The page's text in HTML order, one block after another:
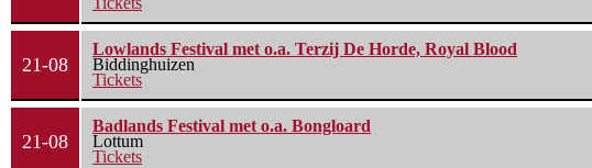
21-08
Lowlands Festival met o.a. Terzij De Horde, Royal Blood
Biddinghuizen
Tickets
21-08
Badlands Festival met o.a. Bongloard
Lottum
Tickets